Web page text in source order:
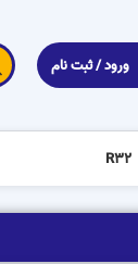
ورود / ثبت نام
R32